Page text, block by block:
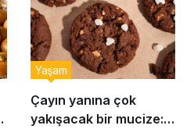
Çayın yanına çok
yakışacak bir mucize:
Yaşam